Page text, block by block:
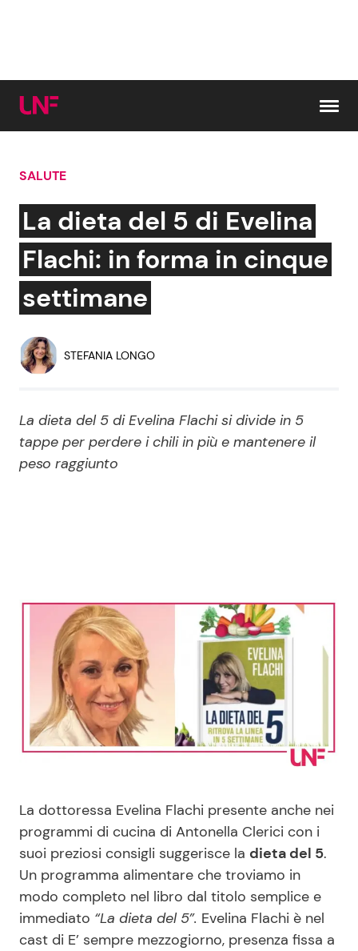
Cerca:
News e Cronaca
Attualità Italiana
Economia
Persone Scomparse
Politica
Gossip e TV
Bellezze VIP
Programmi TV
News Cinema
News Musica
News Spettacolo
News dal mondo
Benessere
Moda e Style
Mondo Mamma
News benessere
Cucina e Ricette
Dolci
Le Ricette in TV
Primi Piatti
SALUTE
La dieta del 5 di Evelina
Flachi: in forma in cinque
settimane
STEFANIA LONGO
La dieta del 5 di Evelina Flachi si divide in 5
tappe per perdere i chili in più e mantenere il
peso raggiunto
La dottoressa Evelina Flachi presente anche nei
programmi di cucina di Antonella Clerici con i
suoi preziosi consigli suggerisce la dieta del 5.
Un programma alimentare che troviamo in
modo completo nel libro dal titolo semplice e
immediato “La dieta del 5”. Evelina Flachi è nel
cast di E’ sempre mezzogiorno, presenza fissa a